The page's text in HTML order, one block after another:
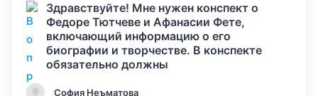
Здравствуйте! Мне нужен конспект о
Федоре Тютчеве и Афанасии Фете,
включающий информацию о его
биографии и творчестве. В конспекте
обязательно должны
София Неъматова